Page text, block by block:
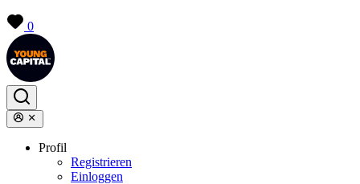
0
Profil
Registrieren
Einloggen